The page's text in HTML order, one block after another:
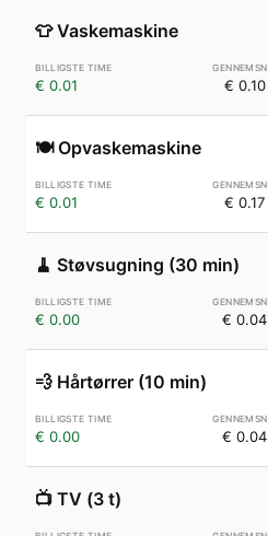
👕 Vaskemaskine
€ 0.01 € 0.10
🍽️ Opvaskemaskine
€ 0.01 € 0.17
🧹 Støvsugning (30 min)
€ 0.00 € 0.04
💨 Hårtørrer (10 min)
€ 0.00 € 0.04
📺 TV (3 t)